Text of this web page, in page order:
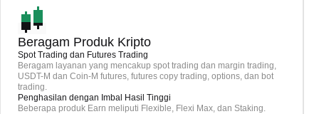
Beragam Produk Kripto
Spot Trading dan Futures Trading
Beragam layanan yang mencakup spot trading dan margin trading,
USDT-M dan Coin-M futures, futures copy trading, options, dan bot
trading.
Penghasilan dengan Imbal Hasil Tinggi
Beberapa produk Earn meliputi Flexible, Flexi Max, dan Staking.